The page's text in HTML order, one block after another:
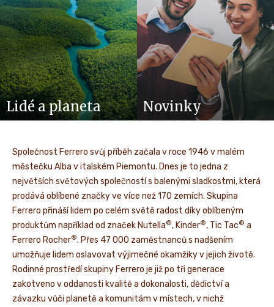
Lidé a planeta Novinky
Společnost Ferrero svůj příběh začala v roce 1946 v malém
městečku Alba v italském Piemontu. Dnes je to jedna z
největších světových společností s balenými sladkostmi, která
prodává oblíbené značky ve více než 170 zemích. Skupina
Ferrero přináší lidem po celém světě radost díky oblíbeným
produktům například od značek Nutella®, Kinder®, Tic Tac® a
Ferrero Rocher®. Přes 47 000 zaměstnanců s nadšením
umožňuje lidem oslavovat výjimečné okamžiky v jejich životě.
Rodinné prostředí skupiny Ferrero je již po tři generace
zakotveno v oddanosti kvalitě a dokonalosti, dědictví a
závazku vůči planetě a komunitám v místech, v nichž